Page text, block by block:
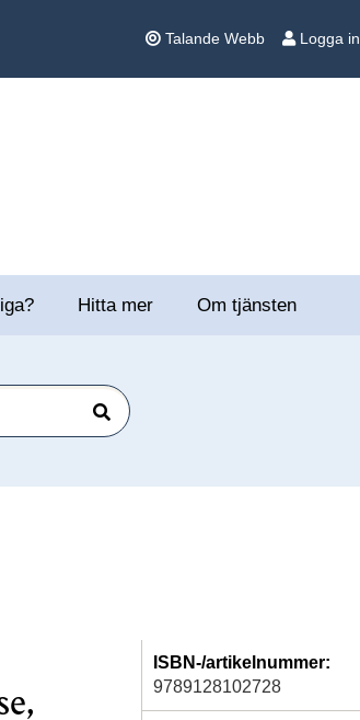
Talande Webb Logga in
Hitta mer Om tjänsten
Sök
ISBN-/artikelnummer:
9789128102728